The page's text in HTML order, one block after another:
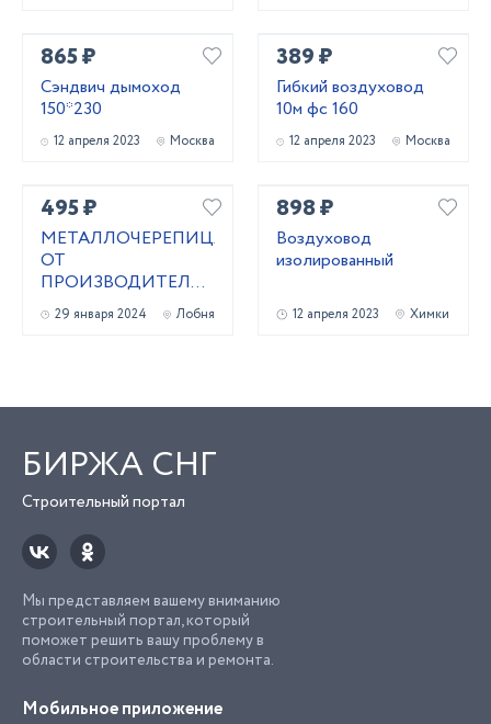
865 ₽
Сэндвич дымоход
150*230
12 апреля 2023 Москва
389 ₽
Гибкий воздуховод
10м фс 160
12 апреля 2023 Москва
495 ₽
МЕТАЛЛОЧЕРЕПИЦА
ОТ
ПРОИЗВОДИТЕЛЯ,
СЕРТИФИЦИРОВАНА
ПО ГОСТ 2024Г.
29 января 2024 Лобня
898 ₽
Воздуховод
изолированный
12 апреля 2023 Химки
БИРЖА СНГ
Строительный портал
Мы представляем вашему вниманию
строительный портал, который
поможет решить вашу проблему в
области строительства и ремонта.
Мобильное приложение